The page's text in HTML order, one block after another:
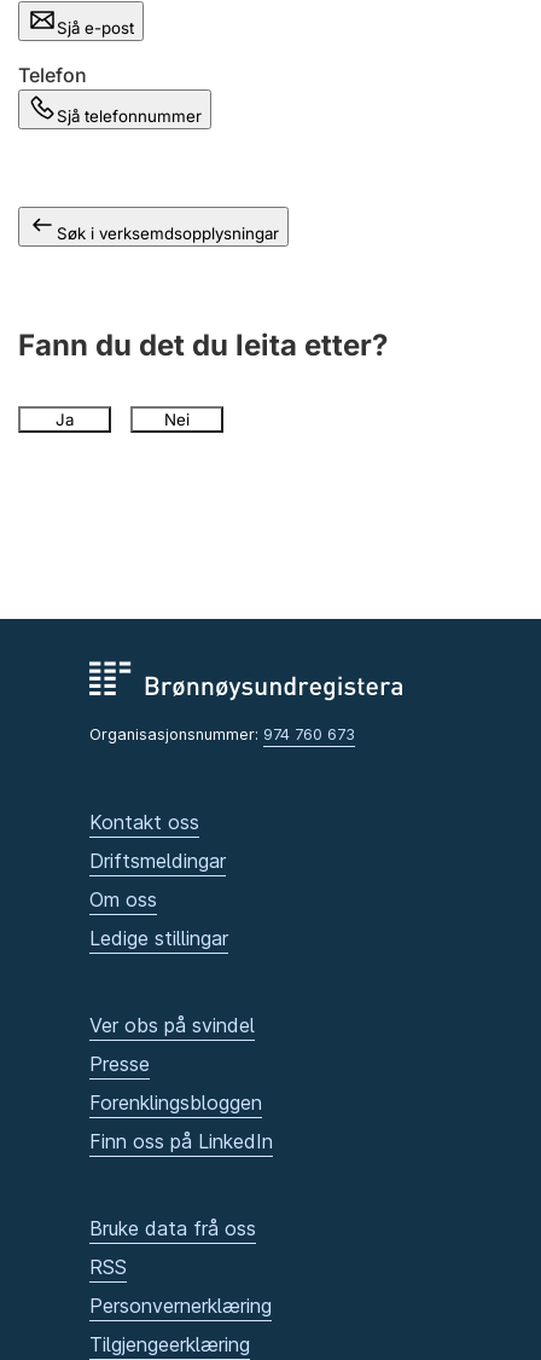
Sjå e-post
Telefon
Sjå telefonnummer
Søk i verksemdsopplysningar
Fann du det du leita etter?
Ja Nei
Organisasjonsnummer: 974 760 673
Kontakt oss
Driftsmeldingar
Om oss
Ledige stillingar
Ver obs på svindel
Presse
Forenklingsbloggen
Finn oss på LinkedIn
Bruke data frå oss
RSS
Personvernerklæring
Tilgjengeerklæring